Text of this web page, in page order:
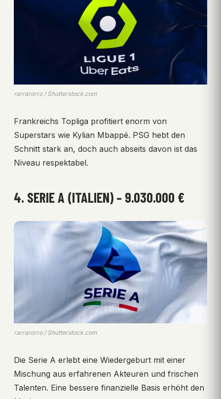
rarrarorro / Shutterstock.com
Frankreichs Topliga profitiert enorm von
Superstars wie Kylian Mbappé. PSG hebt den
Schnitt stark an, doch auch abseits davon ist das
Niveau respektabel.
4. SERIE A (ITALIEN) – 9.030.000 €
rarrarorro / Shutterstock.com
Die Serie A erlebt eine Wiedergeburt mit einer
Mischung aus erfahrenen Akteuren und frischen
Talenten. Eine bessere finanzielle Basis erhöht den